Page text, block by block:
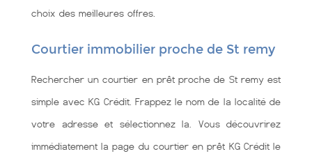
choix des meilleures offres.
Courtier immobilier proche de St remy
Rechercher un courtier en prêt proche de St remy est
simple avec KG Crédit. Frappez le nom de la localité de
votre adresse et sélectionnez la. Vous découvrirez
immédiatement la page du courtier en prêt KG Crédit le